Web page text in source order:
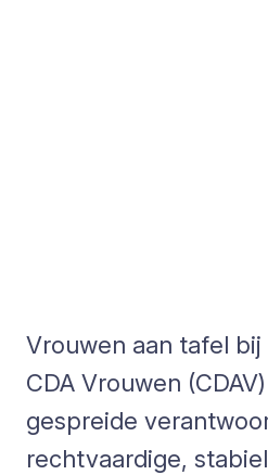
Vrouwen aan tafel
CDA Vrouwen
gespreide
rechtvaardige,